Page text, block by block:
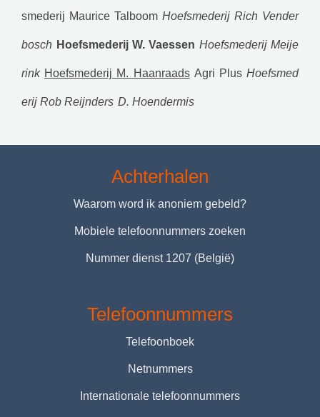
smederij Maurice Talboom Hoefsmederij Rich Vender
bosch Hoefsmederij W. Vaessen Hoefsmederij Meije
rink Hoefsmederij M. Haanraads Agri Plus Hoefsmed
erij Rob Reijnders D. Hoendermis
Achterhalen
Waarom word ik anoniem gebeld?
Mobiele telefoonnummers zoeken
Nummer dienst 1207 (België)
Telefoonnummers
Telefoonboek
Netnummers
Internationale telefoonnummers